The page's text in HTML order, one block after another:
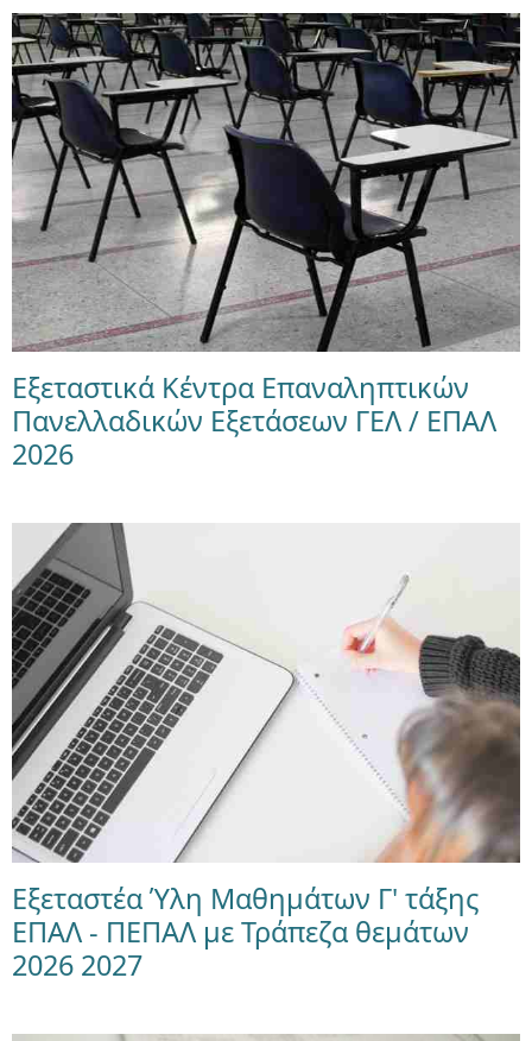
Εξεταστικά Κέντρα Επαναληπτικών
Πανελλαδικών Εξετάσεων ΓΕΛ / ΕΠΑΛ
2026
Εξεταστέα Ύλη Μαθημάτων Γ' τάξης
ΕΠΑΛ - ΠΕΠΑΛ με Τράπεζα θεμάτων
2026 2027